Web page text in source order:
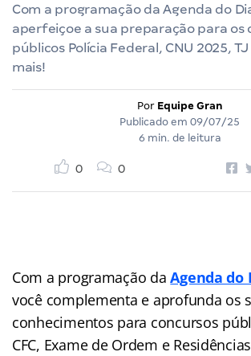
Com a programação da Agenda do
aperfeiçoe a sua preparação para os
públicos Polícia Federal, CNU 2025,
mais!
Por Equipe Gran
Publicado em 09/07/25
6 min. de leitura
0 0
Com a programação daAgenda do
você complementa e aprofunda os
conhecimentos para concursos
CFC, Exame de Ordem e Residências